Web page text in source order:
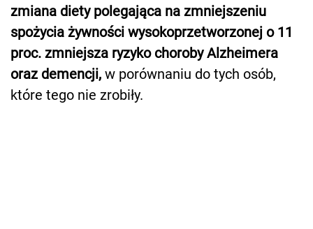
zmiana diety polegająca na zmniejszeniu
spożycia żywności wysokoprzetworzonej o 11
proc. zmniejsza ryzyko choroby Alzheimera
oraz demencji, w porównaniu do tych osób,
które tego nie zrobiły.